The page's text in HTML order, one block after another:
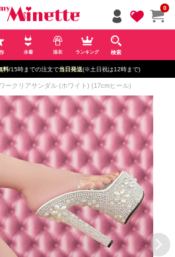
0
水着 浴衣 ランキング 検索
料/15時までの注文で当日発送(※土日祝は12時まで)
ークリアサンダル (ホワイト) (17cmヒール)
ペー
ジト
ップ